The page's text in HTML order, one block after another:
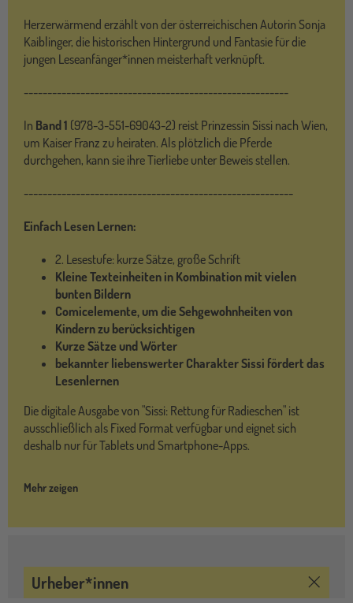
Herzerwärmend erzählt von der österreichischen Autorin Sonja
Kaiblinger, die historischen Hintergrund und Fantasie für die
jungen Leseanfänger*innen meisterhaft verknüpft.
--------------------------------------------------------
In Band 1 (978-3-551-69043-2) reist Prinzessin Sissi nach Wien,
um Kaiser Franz zu heiraten. Als plötzlich die Pferde
durchgehen, kann sie ihre Tierliebe unter Beweis stellen.
---------------------------------------------------------
Einfach Lesen Lernen:
2. Lesestufe: kurze Sätze, große Schrift
Kleine Texteinheiten in Kombination mit vielen
bunten Bildern
Comicelemente, um die Sehgewohnheiten von
Kindern zu berücksichtigen
Kurze Sätze und Wörter
bekannter liebenswerter Charakter Sissi fördert das
Lesenlernen
Die digitale Ausgabe von "Sissi: Rettung für Radieschen" ist
ausschließlich als Fixed Format verfügbar und eignet sich
deshalb nur für Tablets und Smartphone-Apps.
Mehr zeigen
Urheber*innen